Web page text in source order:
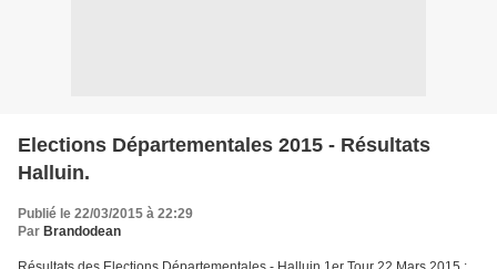
Elections Départementales 2015 - Résultats
Halluin.
Publié le 22/03/2015 à 22:29
Par Brandodean